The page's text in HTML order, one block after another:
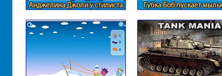
Анджелина Джоли у стилиста
Губка Боб пускает